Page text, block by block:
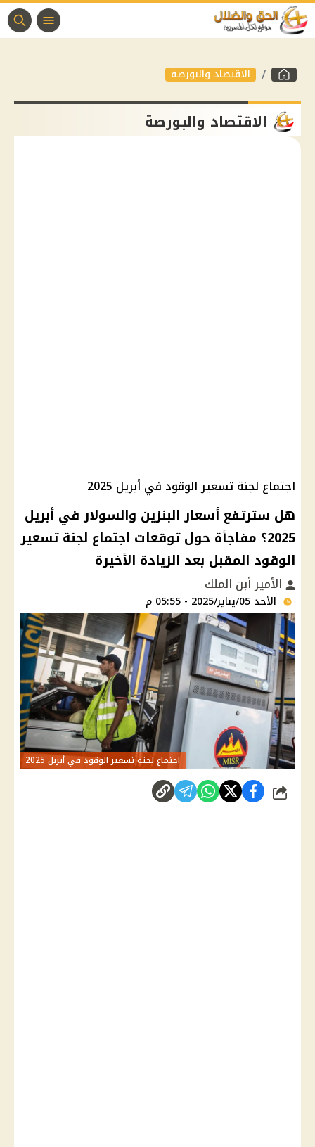
الاقتصاد والبورصة
الاقتصاد والبورصة
اجتماع لجنة تسعير الوقود في أبريل 2025
هل سترتفع أسعار البنزين والسولار في أبريل
2025؟ مفاجأة حول توقعات اجتماع لجنة تسعير
الوقود المقبل بعد الزيادة الأخيرة
الأمير أبن الملك
الأحد 05/يناير/2025 - 05:55 م
اجتماع لجنة تسعير الوقود في أبريل 2025
شارك